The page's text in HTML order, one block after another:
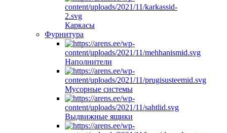
Каркасы
Фурнитура
Hаполнители
Мусорные системы
Выдвижные ящики